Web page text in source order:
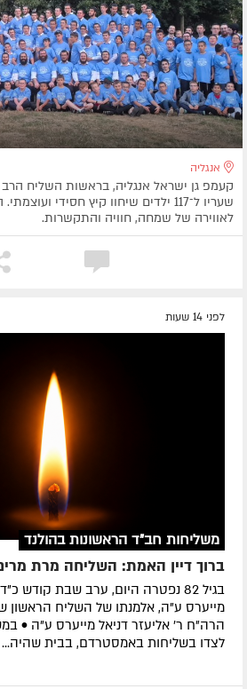
אנגליה
קעמפ גן ישראל אנגליה, בראשות השליח
לאווירה של שמחה, חוויה והתקשרות.
לפני 14 שעות
משליחות חב"ד הראשונות בהולנד
ברוך דיין האמת: השליחה מרת
בגיל 82 נפטרה היום, ערב שבת
מייערס ע"ה, אלמנתו של השליח הראשון
הרה"ח ר' אליעזר דניאל מייערס ע"ה •
לצדו בשליחות באמסטרדם, בבית שהיה...